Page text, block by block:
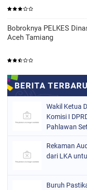
Bobroknya PELKES
Aceh Tamiang
Wakil Ketua
Komisi I
Pahlawan
Rekaman
dari LKA
Buruh